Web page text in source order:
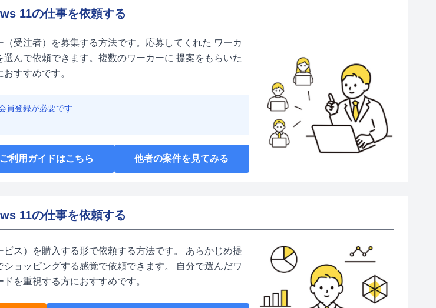
11の仕事を依頼する
受注者）を募集する方法です。応募してくれた ワーカ
んで依頼できます。複数のワーカーに 提案をもらいた
すすめです。
員登録が必要です
ご利用ガイドはこちら 他者の案件を見てみる
11の仕事を依頼する
ス）を購入する形で依頼する方法です。 あらかじめ提
ョッピングする感覚で依頼できます。 自分で選んだワ
を重視する方におすすめです。